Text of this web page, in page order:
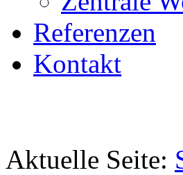
Referenzen
Kontakt
Aktuelle Seite: